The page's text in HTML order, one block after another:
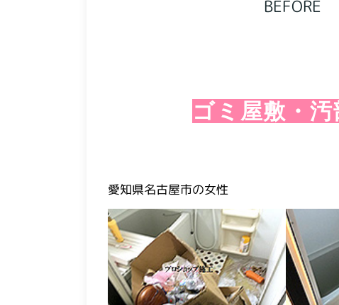
BEFORE
ゴミ屋敷・
愛知県名古屋市の女性